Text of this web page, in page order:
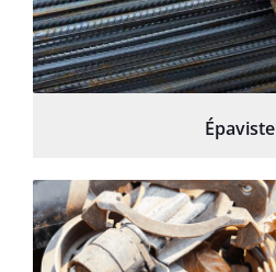
Épaviste